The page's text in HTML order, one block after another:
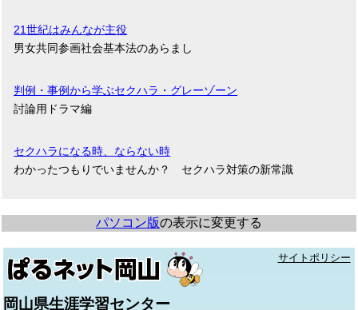
21世紀はみんなが主役
男女共同参画社会基本法のあらまし
判例・事例から学ぶセクハラ・グレーゾーン
討論用ドラマ編
セクハラになる時、ならない時
わかったつもりでいませんか？ セクハラ対策の新常識
パソコン版の表示に変更する
サイトポリシー
岡山県生涯学習センター